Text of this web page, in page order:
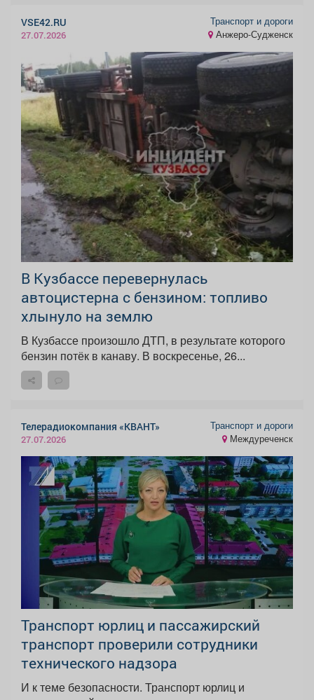
VSE42.RU
27.07.2026
Транспорт и дороги
Анжеро-Судженск
В Кузбассе перевернулась
автоцистерна с бензином: топливо
хлынуло на землю
В Кузбассе произошло ДТП, в результате которого
бензин потёк в канаву. В воскресенье, 26...
Телерадиокомпания «КВАНТ»
27.07.2026
Транспорт и дороги
Междуреченск
Транспорт юрлиц и пассажирский
транспорт проверили сотрудники
технического надзора
И к теме безопасности. Транспорт юрлиц и